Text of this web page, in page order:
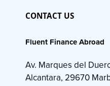
CONTACT US
Fluent Finance Abroad
Av. Marques del
Alcantara, 29670